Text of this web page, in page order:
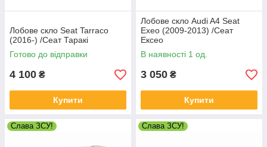
Лобове скло Seat Tarraco
(2016-) /Сеат Таракі
Готово до відправки
4 100 ₴
Купити
Лобове скло Audi A4 Seat
Exeo (2009-2013) /Сеат
Ексео
В наявності 1 од.
3 050 ₴
Купити
Слава ЗСУ! Слава ЗСУ!